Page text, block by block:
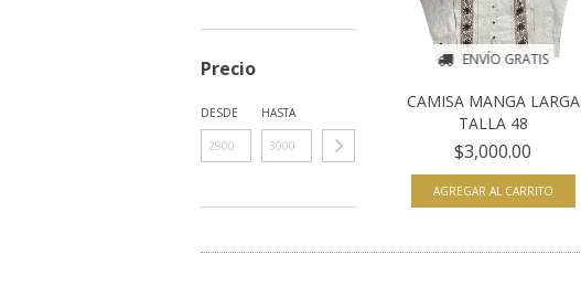
Precio
DESDE HASTA
ENVÍO GRATIS
CAMISA MANGA LARGA
TALLA 48
$3,000.00
AGREGAR AL CARRITO